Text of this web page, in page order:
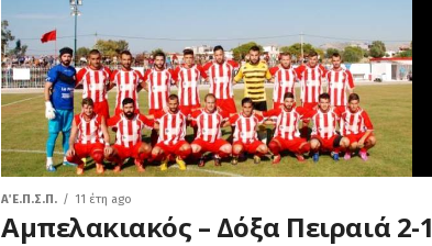
Α΄ Ε.Π.Σ.Π. 11 έτη ago
Αμπελακιακός – Δόξα Πειραιά 2-1